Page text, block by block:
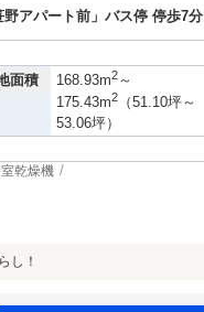
アパート前」バス停 停歩7分
面積 168.93m2～
175.43m2
（51.10坪～
53.06坪）
乾燥機
し！